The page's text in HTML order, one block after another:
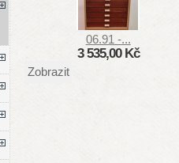
06.91 -...
3 535,00 Kč
Zobrazit